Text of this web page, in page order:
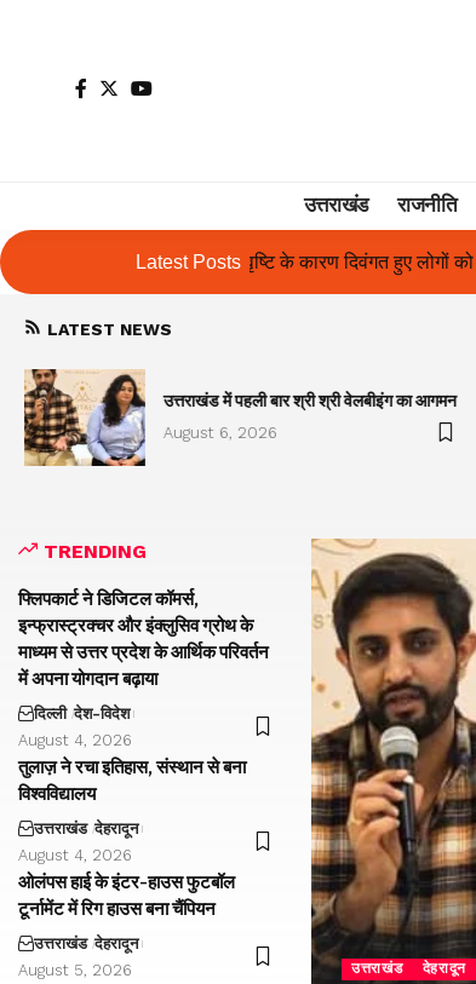
उत्तराखंड राजनीति
Latest Posts
हुए लोगों को मोरारी बापू की श्रद्धांजलि और उनके परिजनों को
LATEST NEWS
उत्तराखंड में पहली बार श्री श्री वेलबीइंग का आगमन
August 6, 2026
TRENDING
फ्लिपकार्ट ने डिजिटल कॉमर्स,
इन्फ्रास्ट्रक्चर और इंक्लुसिव ग्रोथ के
माध्यम से उत्तर प्रदेश के आर्थिक परिवर्तन
में अपना योगदान बढ़ाया
दिल्ली देश-विदेश
August 4, 2026
तुलाज़ ने रचा इतिहास, संस्थान से बना
विश्वविद्यालय
उत्तराखंड देहरादून
August 4, 2026
ओलंपस हाई के इंटर-हाउस फुटबॉल
टूर्नामेंट में रिग हाउस बना चैंपियन
उत्तराखंड देहरादून
August 5, 2026
उत्तराखंड देहरादून